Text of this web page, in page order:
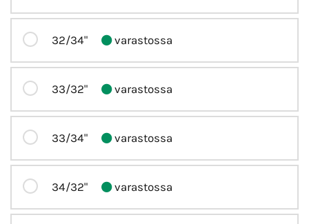
32/34" varastossa
33/32" varastossa
33/34" varastossa
34/32" varastossa